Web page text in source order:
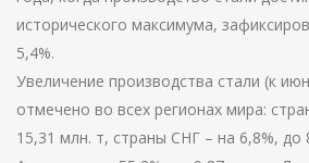
исторического максимума,
5,4%.
Увеличение производства стали (к
отмечено во всех регионах мира:
15,31 млн. т, страны СНГ – на 6,8%, до